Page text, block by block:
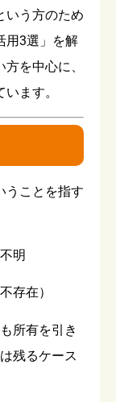
いう方のため
用3選」を解
を中心に、
ます。
うことを指す
明
存在）
所有を引き
残るケース